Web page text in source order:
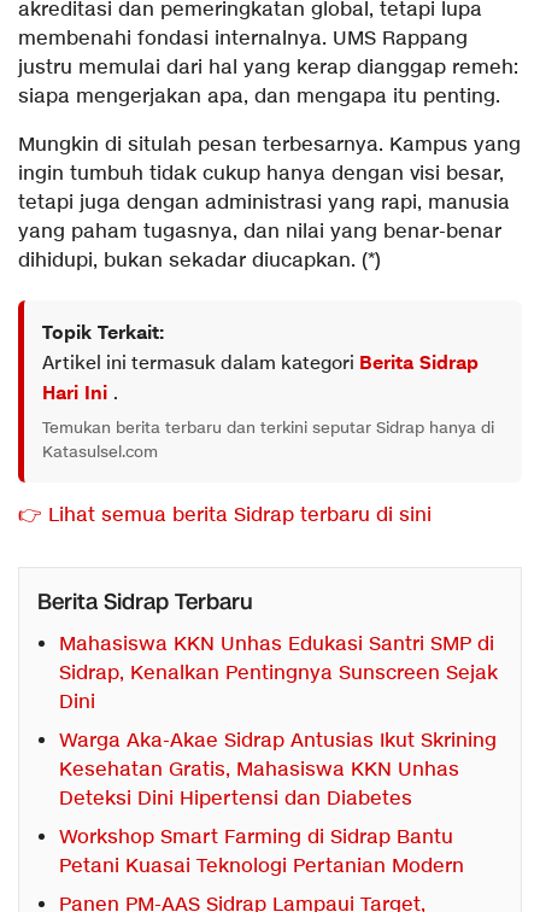
akreditasi dan pemeringkatan global, tetapi lupa
membenahi fondasi internalnya. UMS Rappang
justru memulai dari hal yang kerap dianggap remeh:
siapa mengerjakan apa, dan mengapa itu penting.
Mungkin di situlah pesan terbesarnya. Kampus yang
ingin tumbuh tidak cukup hanya dengan visi besar,
tetapi juga dengan administrasi yang rapi, manusia
yang paham tugasnya, dan nilai yang benar-benar
dihidupi, bukan sekadar diucapkan. (*)
Topik Terkait:
Artikel ini termasuk dalam kategori Berita Sidrap
Hari Ini .
Temukan berita terbaru dan terkini seputar Sidrap hanya di
Katasulsel.com
👉 Lihat semua berita Sidrap terbaru di sini
Berita Sidrap Terbaru
Mahasiswa KKN Unhas Edukasi Santri SMP di
Sidrap, Kenalkan Pentingnya Sunscreen Sejak
Dini
Warga Aka-Akae Sidrap Antusias Ikut Skrining
Kesehatan Gratis, Mahasiswa KKN Unhas
Deteksi Dini Hipertensi dan Diabetes
Workshop Smart Farming di Sidrap Bantu
Petani Kuasai Teknologi Pertanian Modern
Panen PM-AAS Sidrap Lampaui Target,